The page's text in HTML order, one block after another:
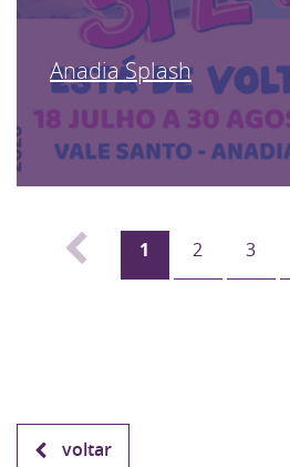
Anadia Splash
1 2 3
voltar